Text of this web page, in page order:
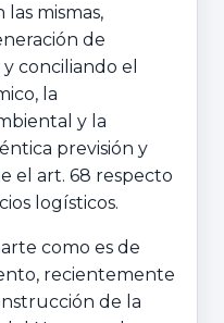
mismas,
de
conciliando el
la
y la
previsión y
el art. 68 respecto
logísticos.
como es de
recientemente
de la